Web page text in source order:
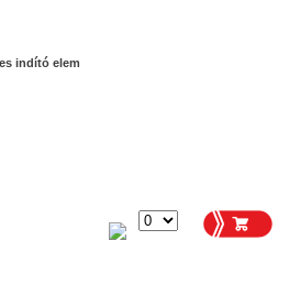
indító elem